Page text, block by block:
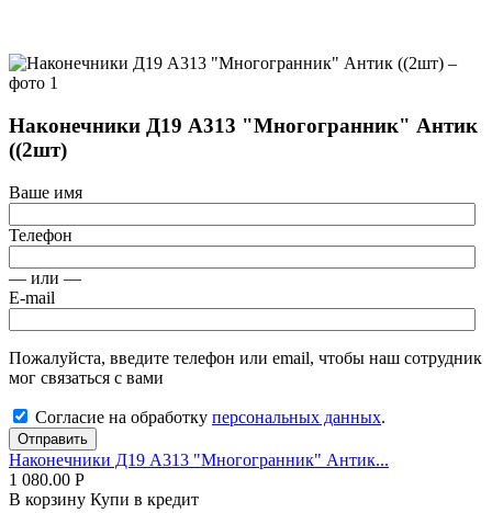
Наконечники Д19 А313 "Многогранник" Антик
((2шт)
Ваше имя
Телефон
— или —
E-mail
Пожалуйста, введите телефон или email, чтобы наш сотрудник
мог связаться с вами
Согласие на обработку персональных данных.
Отправить
Наконечники Д19 А313 "Многогранник" Антик...
1 080.00 Р
В корзину Купи в кредит